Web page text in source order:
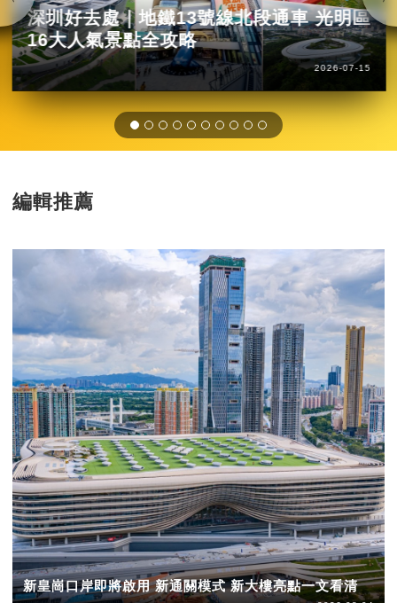
深圳好去處｜地鐵13號線北段通車 光明區
16大人氣景點全攻略
2026-07-15
編輯推薦
新皇崗口岸即將啟用 新通關模式 新大樓亮點一文看清